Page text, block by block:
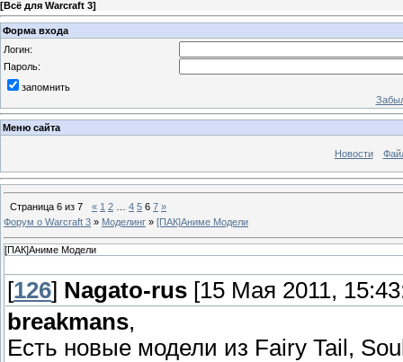
[Всё для Warcraft 3]
Форма входа
Логин:
Пароль:
запомнить
Меню сайта
Новости
Страница 6 из 7 « 1 2 4 5 6 7 »
Форум о Warcraft 3 » Моделинг » [ПАК]Аниме Модели
[ПАК]Аниме Модели
[126] Nagato-rus [15 Мая 2011,
breakmans,
Есть новые модели из Fairy Tail,